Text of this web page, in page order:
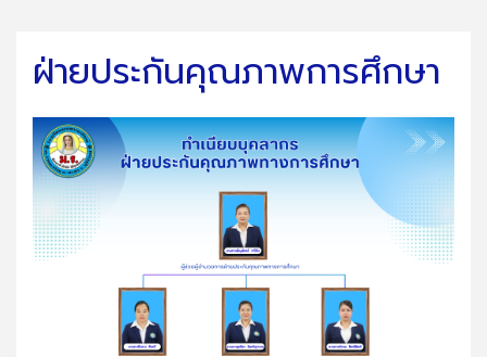
ฝ่ายประกันคุณภาพการศึกษา